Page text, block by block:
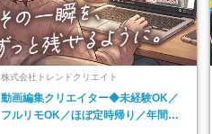
株式会社トレンドクリエイト
動画編集クリエイター◆未経験OK／
フルリモOK／ほぼ定時帰り／年間休